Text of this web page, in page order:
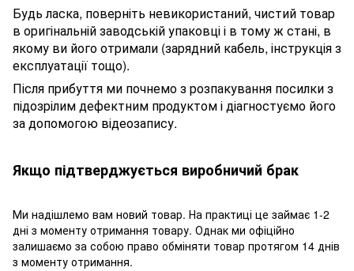
Будь ласка, поверніть невикористаний, чистий товар
в оригінальній заводській упаковці і в тому ж стані, в
якому ви його отримали (зарядний кабель, інструкція з
експлуатації тощо).
Після прибуття ми почнемо з розпакування посилки з
підозрілим дефектним продуктом і діагностуємо його
за допомогою відеозапису.
Якщо підтверджується виробничий брак
Ми надішлемо вам новий товар. На практиці це займає 1-2
дні з моменту отримання товару. Однак ми офіційно
залишаємо за собою право обміняти товар протягом 14 днів
з моменту отримання.